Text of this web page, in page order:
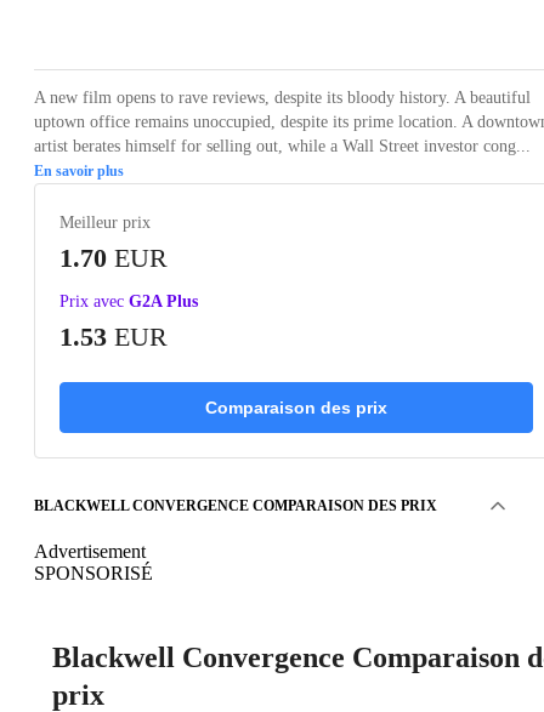
A new film opens to rave reviews, despite its bloody history. A beautiful
uptown office remains unoccupied, despite its prime location. A
artist berates himself for selling out, while a Wall Street investor cong...
En savoir plus
Meilleur prix
1.70 EUR
Prix avec G2A Plus
1.53 EUR
Comparaison des prix
BLACKWELL CONVERGENCE COMPARAISON DES PRIX
Advertisement
SPONSORISÉ
Blackwell Convergence Comparaison
prix